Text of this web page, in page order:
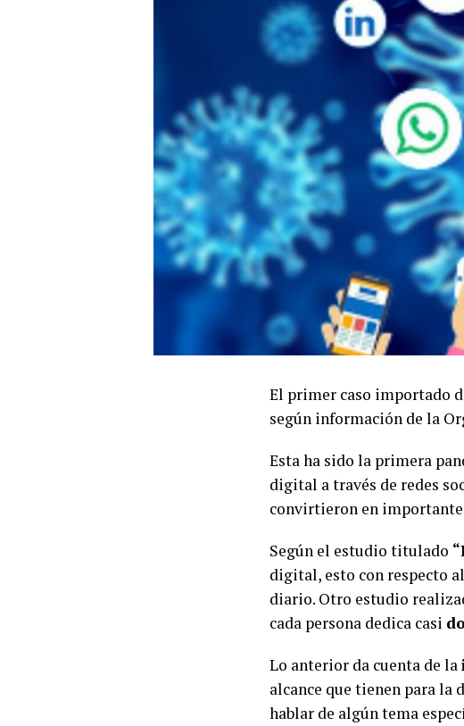
El primer caso importado
según información de la
Esta ha sido la primera
digital a través de redes
convirtieron en
Según el estudio titulado
digital, esto con respecto
diario. Otro estudio
cada persona dedica casi
Lo anterior da cuenta de la
alcance que tienen para la
hablar de algún tema